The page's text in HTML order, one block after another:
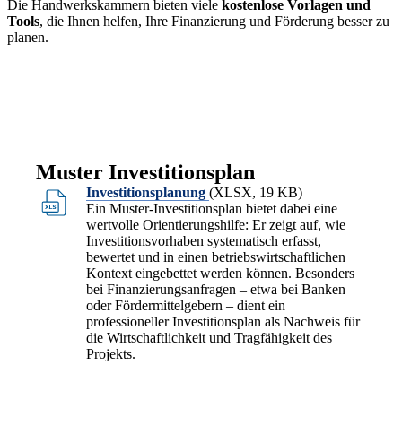
Die Handwerkskammern bieten viele kostenlose Vorlagen und
Tools, die Ihnen helfen, Ihre Finanzierung und Förderung besser zu
planen.
Muster Investitionsplan
Investitionsplanung (XLSX, 19 KB)
Ein Muster-Investitionsplan bietet dabei eine
wertvolle Orientierungshilfe: Er zeigt auf, wie
Investitionsvorhaben systematisch erfasst,
bewertet und in einen betriebswirtschaftlichen
Kontext eingebettet werden können. Besonders
bei Finanzierungsanfragen – etwa bei Banken
oder Fördermittelgebern – dient ein
professioneller Investitionsplan als Nachweis für
die Wirtschaftlichkeit und Tragfähigkeit des
Projekts.
1 Jahr
Statistik Cookies erfassen Informationen anonym.
Informationen helfen uns zu verstehen, wie unsere
Besucher unsere Website nutzen.
Matomo
Information:
Diese Webseite verwendet Matomo, eine Open Source,
selbstgehostete Software um anonyme Nutzungsdaten für
diese Webseite zu sammeln.